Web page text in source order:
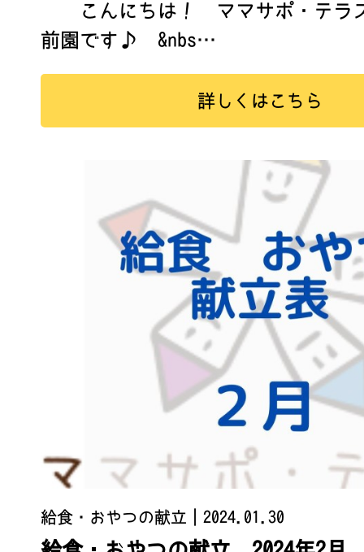
こんにちは！ ママサポ・テラ
前園です♪ &nbs…
詳しくはこちら
給食・おやつの献立 ｜2024.01.30